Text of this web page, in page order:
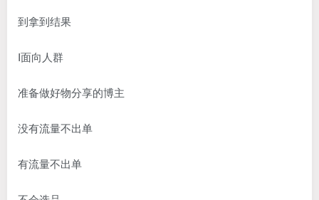
到拿到结果
I面向人群
准备做好物分享的博主
没有流量不出单
有流量不出单